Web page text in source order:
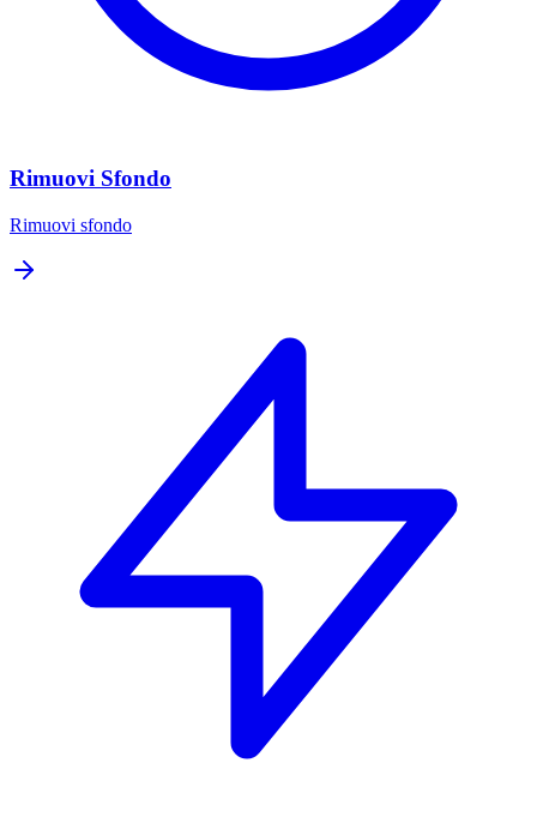
Rimuovi Sfondo
Rimuovi sfondo